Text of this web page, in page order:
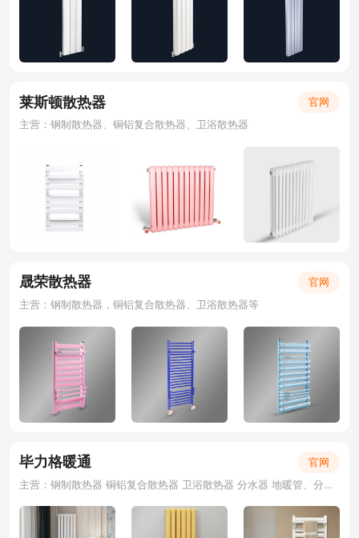
莱斯顿散热器
官网
主营：钢制散热器、铜铝复合散热器、卫浴散热器
晟荣散热器
官网
主营：钢制散热器，铜铝复合散热器、卫浴散热器等
毕力格暖通
官网
主营：钢制散热器 铜铝复合散热器 卫浴散热器 分水器 地暖管、分水器、套阀